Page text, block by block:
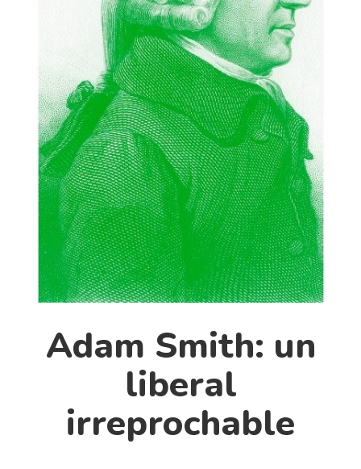
Cine y televisión
Críticas
Cultura
Diccionario portátil de la literatura chilena
Documentos
Fragmentos
Gran reserva
Historia
Historia material de los libros
Lagunas mentales
Libros usados
Medioambiente
Narrativas visuales
Adam Smith: un
liberal
irreprochable